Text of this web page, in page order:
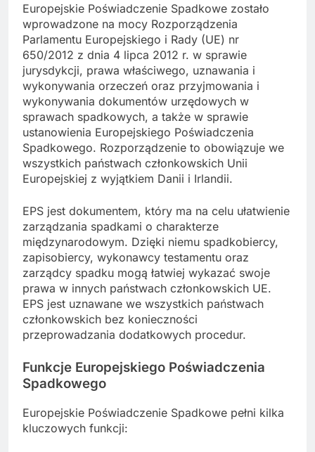
Europejskie Poświadczenie Spadkowe zostało
wprowadzone na mocy Rozporządzenia
Parlamentu Europejskiego i Rady (UE) nr
650/2012 z dnia 4 lipca 2012 r. w sprawie
jurysdykcji, prawa właściwego, uznawania i
wykonywania orzeczeń oraz przyjmowania i
wykonywania dokumentów urzędowych w
sprawach spadkowych, a także w sprawie
ustanowienia Europejskiego Poświadczenia
Spadkowego. Rozporządzenie to obowiązuje we
wszystkich państwach członkowskich Unii
Europejskiej z wyjątkiem Danii i Irlandii.
EPS jest dokumentem, który ma na celu ułatwienie
zarządzania spadkami o charakterze
międzynarodowym. Dzięki niemu spadkobiercy,
zapisobiercy, wykonawcy testamentu oraz
zarządcy spadku mogą łatwiej wykazać swoje
prawa w innych państwach członkowskich UE.
EPS jest uznawane we wszystkich państwach
członkowskich bez konieczności
przeprowadzania dodatkowych procedur.
Funkcje Europejskiego Poświadczenia
Spadkowego
Europejskie Poświadczenie Spadkowe pełni kilka
kluczowych funkcji: